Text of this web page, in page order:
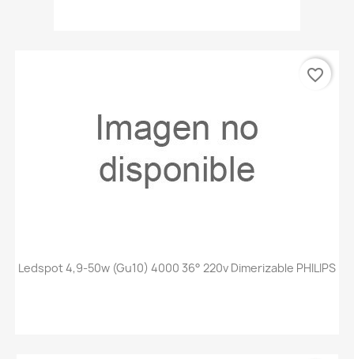
Ledspot 4,9-50w (gu10) 4000 36° 220v Dimerizable PHILIPS
favorite_border